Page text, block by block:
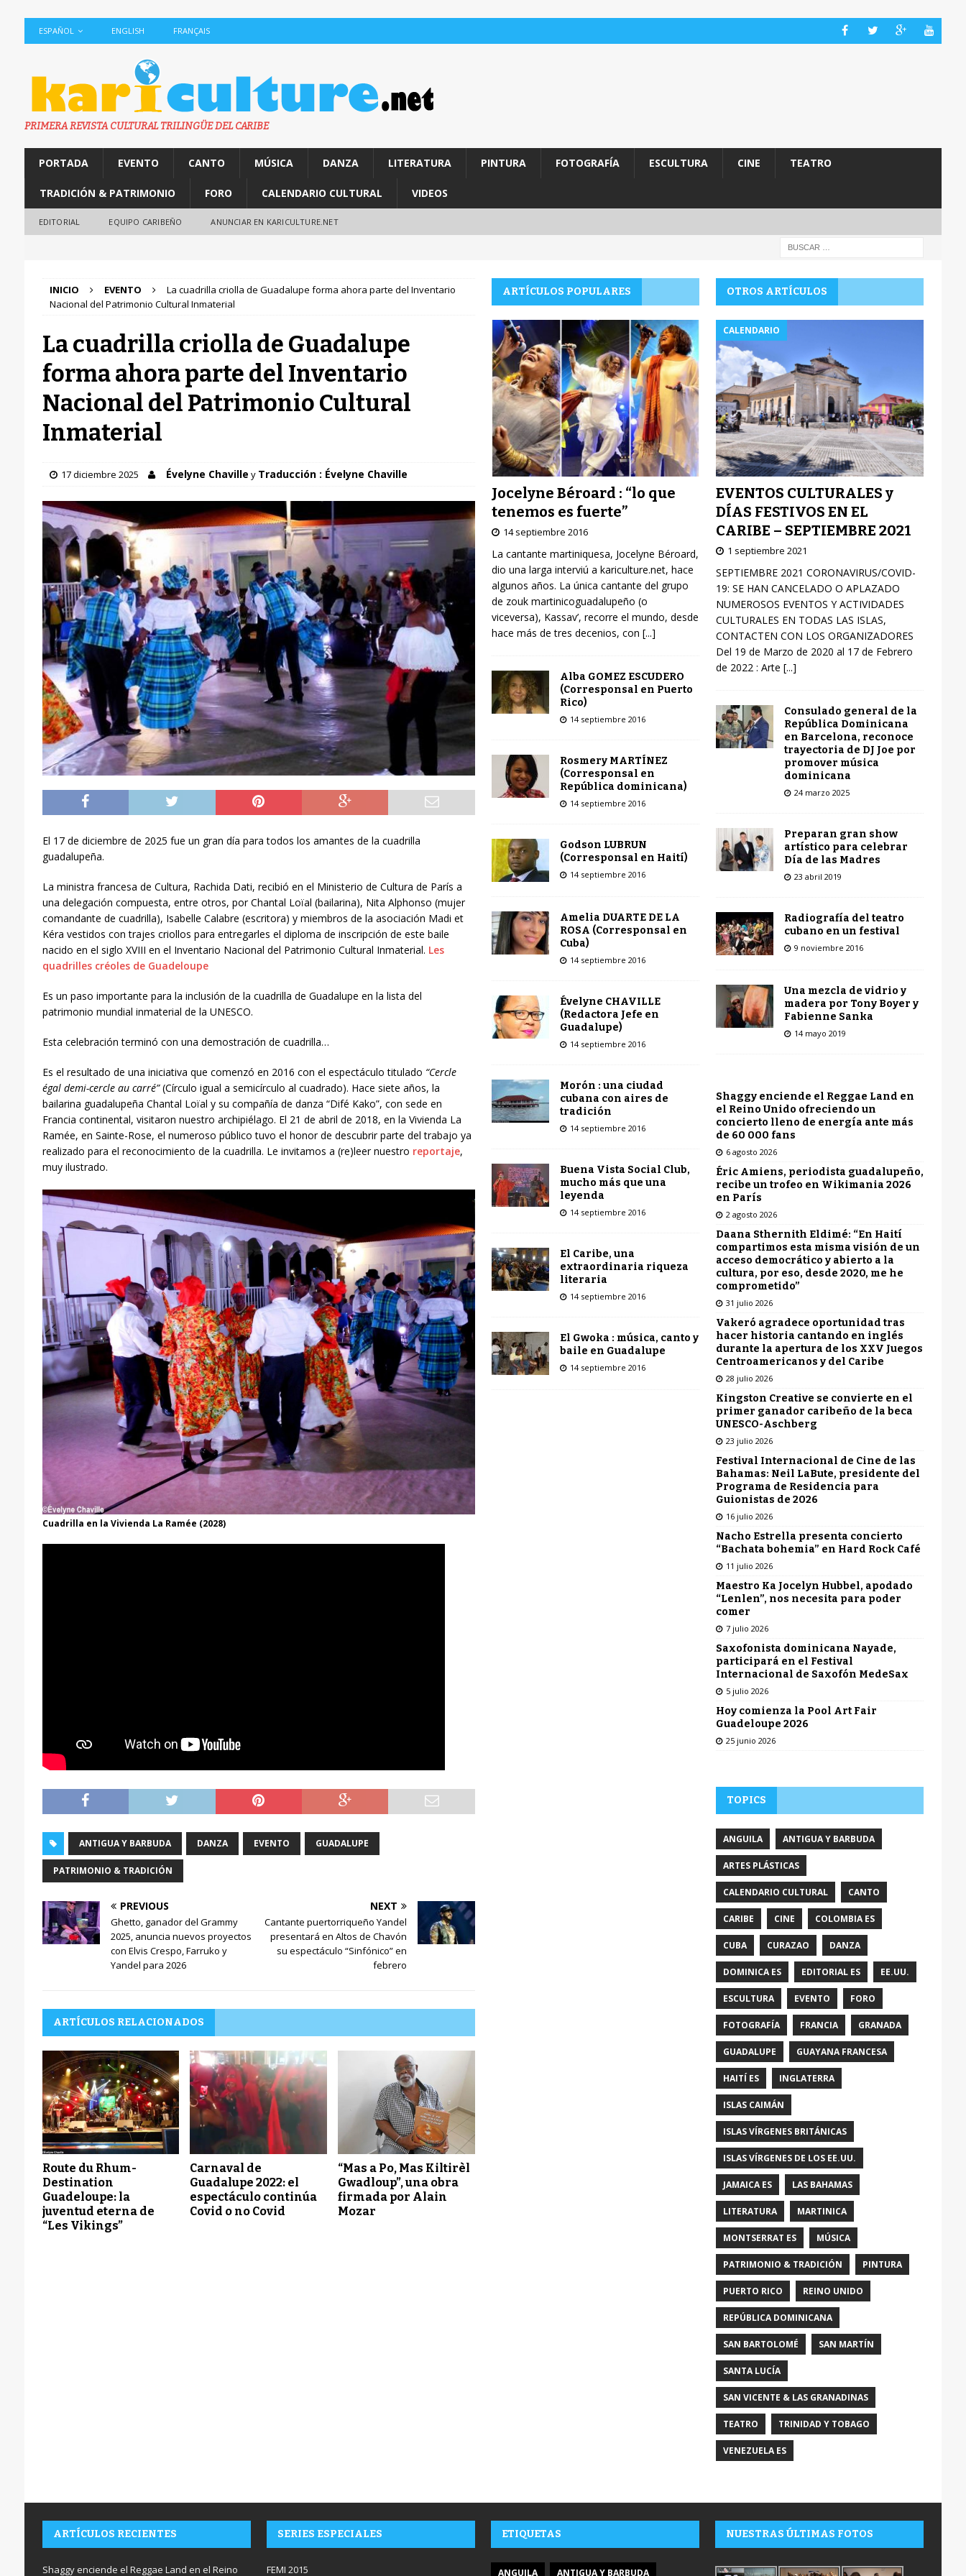
ESPAÑOL ENGLISH FRANÇAIS
PRIMERA REVISTA CULTURAL TRILINGÜE DEL CARIBE
PORTADA EVENTO CANTO MÚSICA DANZA LITERATURA PINTURA FOTOGRAFÍA ESCULTURA CINE TEATRO
TRADICIÓN & PATRIMONIO FORO CALENDARIO CULTURAL VIDEOS
EDITORIAL EQUIPO CARIBEÑO ANUNCIAR EN KARICULTURE.NET
INICIO EVENTO
La cuadrilla criolla de Guadalupe forma ahora parte del Inventario
Nacional del Patrimonio Cultural Inmaterial
La cuadrilla criolla de Guadalupe
forma ahora parte del Inventario
Nacional del Patrimonio Cultural
Inmaterial
17 diciembre 2025 Évelyne Chaville y Traducción : Évelyne Chaville
El 17 de diciembre de 2025 fue un gran día para todos los amantes de la cuadrilla
guadalupeña.
La ministra francesa de Cultura, Rachida Dati, recibió en el Ministerio de Cultura de París a
una delegación compuesta, entre otros, por Chantal Loïal (bailarina), Nita Alphonso (mujer
comandante de cuadrilla), Isabelle Calabre (escritora) y miembros de la asociación Madi et
Kéra vestidos con trajes criollos para entregarles el diploma de inscripción de este baile
nacido en el siglo XVIII en el Inventario Nacional del Patrimonio Cultural Inmaterial. Les
quadrilles créoles de Guadeloupe
Es un paso importante para la inclusión de la cuadrilla de Guadalupe en la lista del
patrimonio mundial inmaterial de la UNESCO.
Esta celebración terminó con una demostración de cuadrilla…
Es el resultado de una iniciativa que comenzó en 2016 con el espectáculo titulado “Cercle
égal demi-cercle au carré”(Círculo igual a semicírculo al cuadrado). Hace siete años, la
bailarina guadalupeña Chantal Loïal y su compañía de danza “Difé Kako”, con sede en
Francia continental, visitaron nuestro archipiélago. El 21 de abril de 2018, en la Vivienda La
Ramée, en Sainte-Rose, el numeroso público tuvo el honor de descubrir parte del trabajo ya
realizado para el reconocimiento de la cuadrilla. Le invitamos a (re)leer nuestro reportaje,
muy ilustrado.
Cuadrilla en la Vivienda La Ramée (2028)
ANTIGUA Y BARBUDA DANZA EVENTO GUADALUPE
PATRIMONIO & TRADICIÓN
PREVIOUS
Ghetto, ganador del Grammy
2025, anuncia nuevos proyectos
con Elvis Crespo, Farruko y
Yandel para 2026
NEXT
Cantante puertorriqueño Yandel
presentará en Altos de Chavón
su espectáculo “Sinfónico” en
febrero
ARTÍCULOS RELACIONADOS
Route du Rhum-
Destination
Guadeloupe: la
juventud eterna de
“Les Vikings”
Carnaval de
Guadalupe 2022: el
espectáculo continúa
Covid o no Covid
“Mas a Po, Mas Kiltirèl
Gwadloup”, una obra
firmada por Alain
Mozar
ARTÍCULOS POPULARES
Jocelyne Béroard : “lo que
tenemos es fuerte”
14 septiembre 2016
La cantante martiniquesa, Jocelyne Béroard,
dio una larga interviú a kariculture.net, hace
algunos años. La única cantante del grupo
de zouk martinicoguadalupeño (o
viceversa), Kassav’, recorre el mundo, desde
hace más de tres decenios, con [...]
Alba GOMEZ ESCUDERO
(Corresponsal en Puerto
Rico)
14 septiembre 2016
Rosmery MARTÍNEZ
(Corresponsal en
República dominicana)
14 septiembre 2016
Godson LUBRUN
(Corresponsal en Haití)
14 septiembre 2016
Amelia DUARTE DE LA
ROSA (Corresponsal en
Cuba)
14 septiembre 2016
Évelyne CHAVILLE
(Redactora Jefe en
Guadalupe)
14 septiembre 2016
Morón : una ciudad
cubana con aires de
tradición
14 septiembre 2016
Buena Vista Social Club,
mucho más que una
leyenda
14 septiembre 2016
El Caribe, una
extraordinaria riqueza
literaria
14 septiembre 2016
El Gwoka : música, canto y
baile en Guadalupe
14 septiembre 2016
OTROS ARTÍCULOS
CALENDARIO
EVENTOS CULTURALES y
DÍAS FESTIVOS EN EL
CARIBE – SEPTIEMBRE 2021
1 septiembre 2021
SEPTIEMBRE 2021 CORONAVIRUS/COVID-
19: SE HAN CANCELADO O APLAZADO
NUMEROSOS EVENTOS Y ACTIVIDADES
CULTURALES EN TODAS LAS ISLAS,
CONTACTEN CON LOS ORGANIZADORES
Del 19 de Marzo de 2020 al 17 de Febrero
de 2022 : Arte [...]
Consulado general de la
República Dominicana
en Barcelona, reconoce
trayectoria de DJ Joe por
promover música
dominicana
24 marzo 2025
Preparan gran show
artístico para celebrar
Día de las Madres
23 abril 2019
Radiografía del teatro
cubano en un festival
9 noviembre 2016
Una mezcla de vidrio y
madera por Tony Boyer y
Fabienne Sanka
14 mayo 2019
Shaggy enciende el Reggae Land en
el Reino Unido ofreciendo un
concierto lleno de energía ante más
de 60 000 fans
6 agosto 2026
Éric Amiens, periodista guadalupeño,
recibe un trofeo en Wikimania 2026
en París
2 agosto 2026
Daana Sthernith Eldimé: “En Haití
compartimos esta misma visión de un
acceso democrático y abierto a la
cultura, por eso, desde 2020, me he
comprometido”
31 julio 2026
Vakeró agradece oportunidad tras
hacer historia cantando en inglés
durante la apertura de los XXV Juegos
Centroamericanos y del Caribe
28 julio 2026
Kingston Creative se convierte en el
primer ganador caribeño de la beca
UNESCO-Aschberg
23 julio 2026
Festival Internacional de Cine de las
Bahamas: Neil LaBute, presidente del
Programa de Residencia para
Guionistas de 2026
16 julio 2026
Nacho Estrella presenta concierto
“Bachata bohemia” en Hard Rock Café
11 julio 2026
Maestro Ka Jocelyn Hubbel, apodado
“Lenlen”, nos necesita para poder
comer
7 julio 2026
Saxofonista dominicana Nayade,
participará en el Festival
Internacional de Saxofón MedeSax
5 julio 2026
Hoy comienza la Pool Art Fair
Guadeloupe 2026
25 junio 2026
TOPICS
ANGUILA ANTIGUA Y BARBUDA
ARTES PLÁSTICAS
CALENDARIO CULTURAL CANTO
CARIBE CINE COLOMBIA ES
CUBA CURAZAO DANZA
DOMINICA ES EDITORIAL ES EE.UU.
ESCULTURA EVENTO FORO
FOTOGRAFÍA FRANCIA GRANADA
GUADALUPE GUAYANA FRANCESA
HAITÍ ES INGLATERRA
ISLAS CAIMÁN
ISLAS VÍRGENES BRITÁNICAS
ISLAS VÍRGENES DE LOS EE.UU.
JAMAICA ES LAS BAHAMAS
LITERATURA MARTINICA
MONTSERRAT ES MÚSICA
PATRIMONIO & TRADICIÓN PINTURA
PUERTO RICO REINO UNIDO
REPÚBLICA DOMINICANA
SAN BARTOLOMÉ SAN MARTÍN
SANTA LUCÍA
SAN VICENTE & LAS GRANADINAS
TEATRO TRINIDAD Y TOBAGO
VENEZUELA ES
ARTÍCULOS RECIENTES
Shaggy enciende el Reggae Land en el Reino
SERIES ESPECIALES
FEMI 2015
ETIQUETAS
ANGUILA ANTIGUA Y BARBUDA
NUESTRAS ÚLTIMAS FOTOS